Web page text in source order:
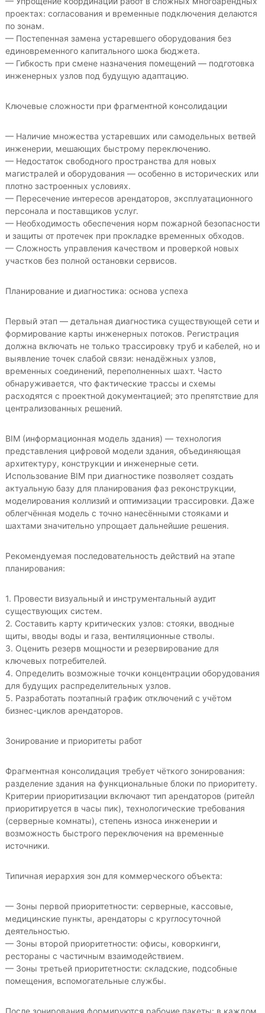
проектах: согласования и временные подключения делаются
по зонам.
— Постепенная замена устаревшего оборудования без
единовременного капитального шока бюджета.
— Гибкость при смене назначения помещений — подготовка
инженерных узлов под будущую адаптацию.
Ключевые сложности при фрагментной консолидации
— Наличие множества устаревших или самодельных ветвей
инженерии, мешающих быстрому переключению.
— Недостаток свободного пространства для новых
магистралей и оборудования — особенно в исторических или
плотно застроенных условиях.
— Пересечение интересов арендаторов, эксплуатационного
персонала и поставщиков услуг.
— Необходимость обеспечения норм пожарной безопасности
и защиты от протечек при прокладке временных обходов.
— Сложность управления качеством и проверкой новых
участков без полной остановки сервисов.
Планирование и диагностика: основа успеха
Первый этап — детальная диагностика существующей сети и
формирование карты инженерных потоков. Регистрация
должна включать не только трассировку труб и кабелей, но и
выявление точек слабой связи: ненадёжных узлов,
временных соединений, переполненных шахт. Часто
обнаруживается, что фактические трассы и схемы
расходятся с проектной документацией; это препятствие для
централизованных решений.
BIM (информационная модель здания) — технология
представления цифровой модели здания, объединяющая
архитектуру, конструкции и инженерные сети.
Использование BIM при диагностике позволяет создать
актуальную базу для планирования фаз реконструкции,
моделирования коллизий и оптимизации трассировки. Даже
облегчённая модель с точно нанесёнными стояками и
шахтами значительно упрощает дальнейшие решения.
Рекомендуемая последовательность действий на этапе
планирования:
1. Провести визуальный и инструментальный аудит
существующих систем.
2. Составить карту критических узлов: стояки, вводные
щиты, вводы воды и газа, вентиляционные стволы.
3. Оценить резерв мощности и резервирование для
ключевых потребителей.
4. Определить возможные точки концентрации оборудования
для будущих распределительных узлов.
5. Разработать поэтапный график отключений с учётом
бизнес-циклов арендаторов.
Зонирование и приоритеты работ
Фрагментная консолидация требует чёткого зонирования:
разделение здания на функциональные блоки по приоритету.
Критерии приоритизации включают тип арендаторов (ритейл
приоритируется в часы пик), технологические требования
(серверные комнаты), степень износа инженерии и
возможность быстрого переключения на временные
источники.
Типичная иерархия зон для коммерческого объекта:
— Зоны первой приоритетности: серверные, кассовые,
медицинские пункты, арендаторы с круглосуточной
деятельностью.
— Зоны второй приоритетности: офисы, коворкинги,
рестораны с частичным взаимодействием.
— Зоны третьей приоритетности: складские, подсобные
помещения, вспомогательные службы.
После зонирования формируются рабочие пакеты: в каждом